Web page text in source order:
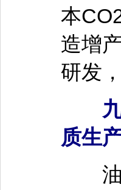
本
造增
研发
九
质生
油